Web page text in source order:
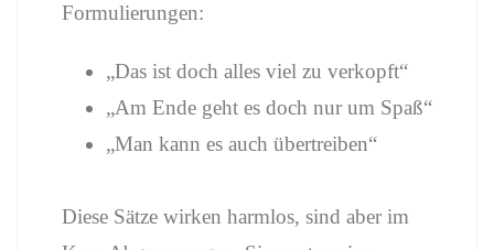
Formulierungen:
„Das ist doch alles viel zu verkopft“
„Am Ende geht es doch nur um Spaß“
„Man kann es auch übertreiben“
Diese Sätze wirken harmlos, sind aber im